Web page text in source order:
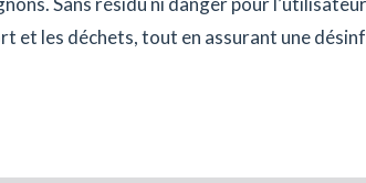
et les déchets, tout en assurant une